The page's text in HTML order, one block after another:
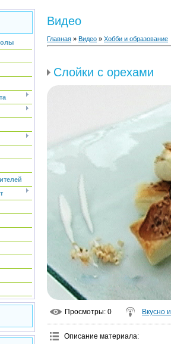
Видео
Главная » Видео » Хобби и образование
Слойки с орехами
Просмотры: 0 Вкусно
Описание материала: